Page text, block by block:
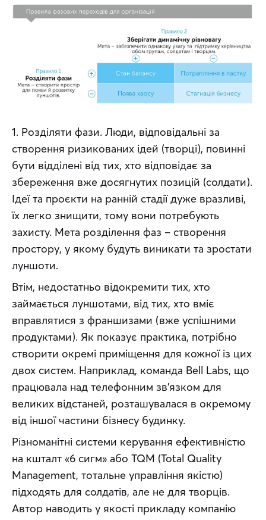
1. Розділяти фази. Люди, відповідальні за
створення ризикованих ідей (творці), повинні
бути відділені від тих, хто відповідає за
збереження вже досягнутих позицій (солдати).
Ідеї та проєкти на ранній стадії дуже вразливі,
їх легко знищити, тому вони потребують
захисту. Мета розділення фаз – створення
простору, у якому будуть виникати та зростати
луншоти.
Втім, недостатньо відокремити тих, хто
займається луншотами, від тих, хто вміє
вправлятися з франшизами (вже успішними
продуктами). Як показує практика, потрібно
створити окремі приміщення для кожної із цих
двох систем. Наприклад, команда Bell Labs, що
працювала над телефонним зв’язком для
великих відстаней, розташувалася в окремому
від іншої частини бізнесу будинку.
Різноманітні системи керування ефективністю
на кшталт «6 сигм» або TQM (Total Quality
Management, тотальне управління якістю)
підходять для солдатів, але не для творців.
Автор наводить у якості прикладу компанію